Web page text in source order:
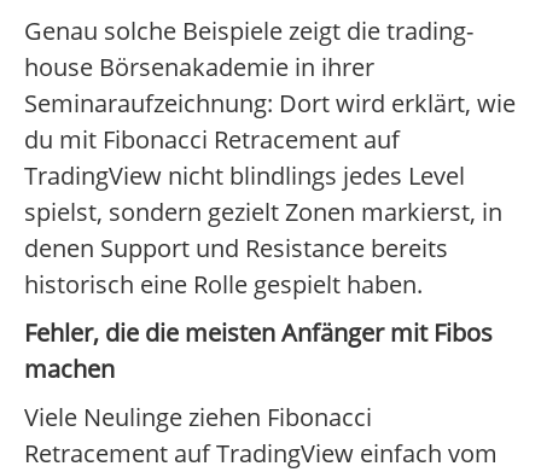
Genau solche Beispiele zeigt die trading-
house Börsenakademie in ihrer
Seminaraufzeichnung: Dort wird erklärt, wie
du mit Fibonacci Retracement auf
TradingView nicht blindlings jedes Level
spielst, sondern gezielt Zonen markierst, in
denen Support und Resistance bereits
historisch eine Rolle gespielt haben.
Fehler, die die meisten Anfänger mit Fibos
machen
Viele Neulinge ziehen Fibonacci
Retracement auf TradingView einfach vom